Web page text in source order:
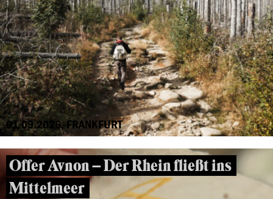
01.09.2026, FRANKFURT
Offer Avnon – Der Rhein fließt ins
Mittelmeer